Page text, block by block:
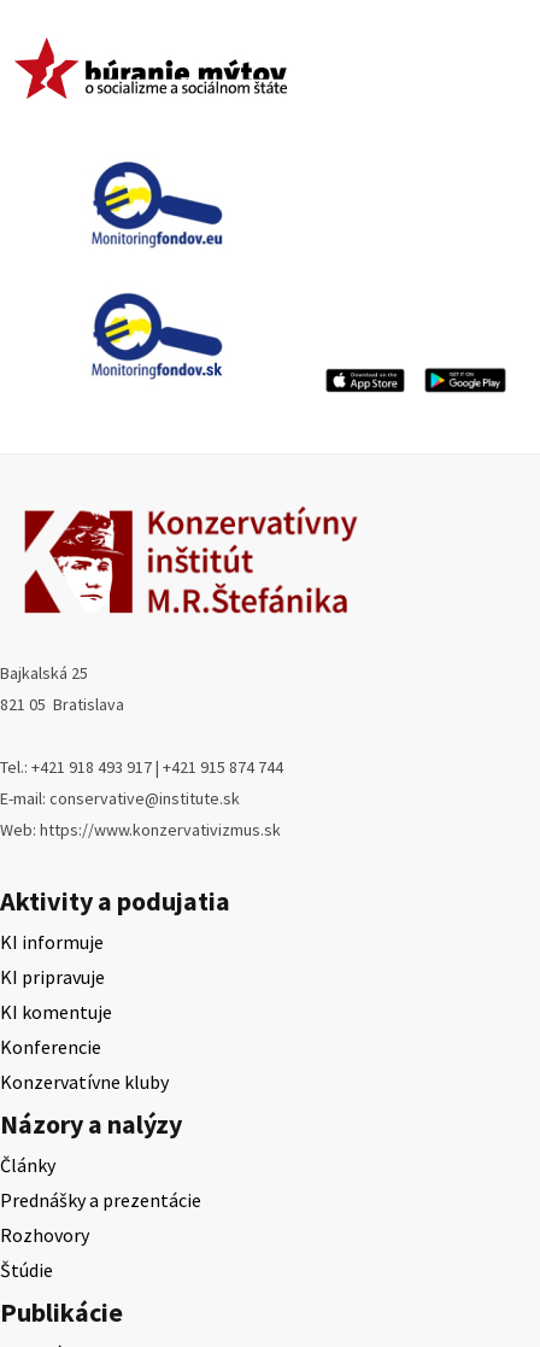
Bajkalská 25
821 05 Bratislava
Tel.: +421 918 493 917 | +421 915 874 744
E-mail: conservative@institute.sk
Web: https://www.konzervativizmus.sk
Aktivity a podujatia
KI informuje
KI pripravuje
KI komentuje
Konferencie
Konzervatívne kluby
Názory a nalýzy
Články
Prednášky a prezentácie
Rozhovory
Štúdie
Publikácie